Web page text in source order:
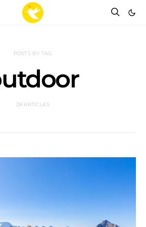
POSTS BY TAG
28 ARTICLES